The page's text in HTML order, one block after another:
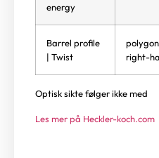
energy
Barrel profile
| Twist
right-
Optisk sikte følger ikke med
Les mer på Heckler-koch.com